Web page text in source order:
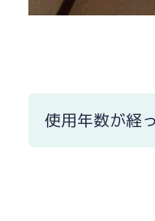
使用年数が経